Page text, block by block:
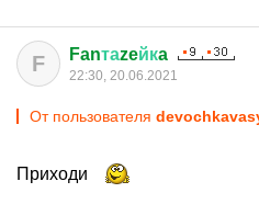
F Fanтаzeйкa
22:30, 20.06.2021
От пользователя
Приходи